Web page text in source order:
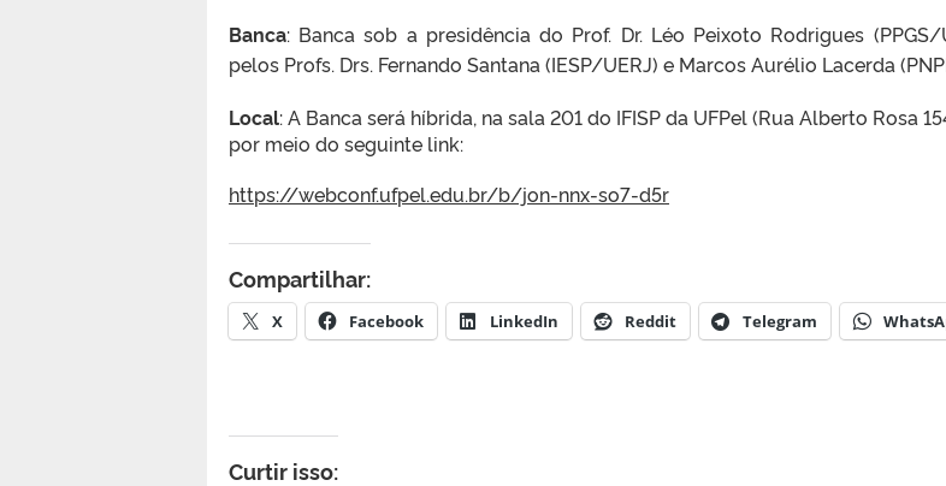
Banca: Banca sob a presidência do Prof. Dr. Léo Peixoto Rodrigues
pelos Profs. Drs. Fernando Santana (IESP/UERJ) e Marcos Aurélio Lacerda
Local:A Banca será híbrida, na sala 201 do IFISP da UFPel (Rua Alberto Rosa
por meio do seguinte link:
https://webconf.ufpel.edu.br/b/jon-nnx-so7-d5r
Compartilhar:
X Facebook LinkedIn Reddit Telegram
Curtir isso: